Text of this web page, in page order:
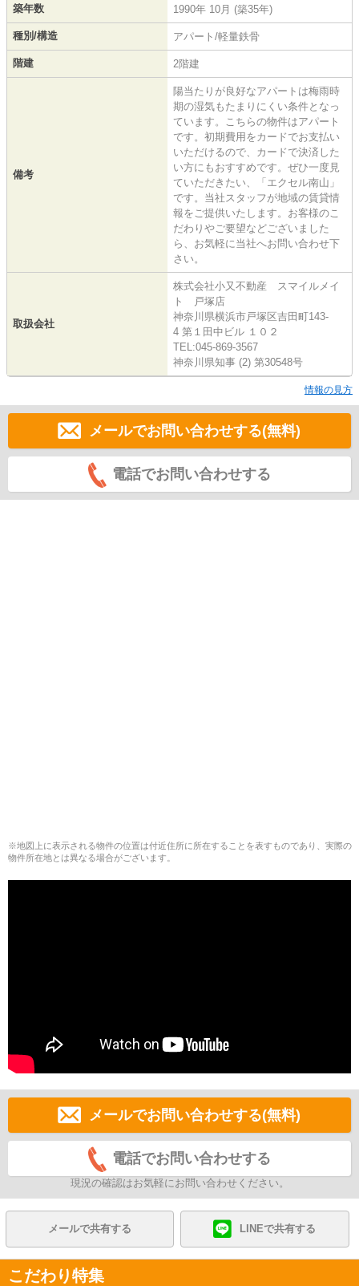
築年数 1990年 10月 (築35年)
種別/構造 アパート/軽量鉄骨
階建 2階建
備考
陽当たりが良好なアパートは梅雨時
期の湿気もたまりにくい条件となっ
ています。こちらの物件はアパート
です。初期費用をカードでお支払い
いただけるので、カードで決済した
い方にもおすすめです。ぜひ一度見
ていただきたい、「エクセル南山」
です。当社スタッフが地域の賃貸情
報をご提供いたします。お客様のこ
だわりやご要望などございました
ら、お気軽に当社へお問い合わせ下
さい。
取扱会社
株式会社小又不動産 スマイルメイ
ト 戸塚店
神奈川県横浜市戸塚区吉田町143-
4 第１田中ビル １０２
TEL:045-869-3567
神奈川県知事 (2) 第30548号
情報の見方
メールでお問い合わせする(無料)
電話でお問い合わせする
※地図上に表示される物件の位置は付近住所に所在することを表すものであり、実際の
物件所在地とは異なる場合がございます。
メールでお問い合わせする(無料)
電話でお問い合わせする
現況の確認はお気軽にお問い合わせください。
メールで共有する LINEで共有する
こだわり特集